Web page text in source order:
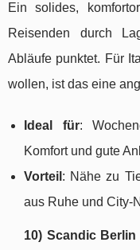
Ein solides,
Reisenden durch
Abläufe punktet. Für
wollen, ist das eine
Ideal für:
Komfort und gute
Vorteil : Nähe zu
aus Ruhe und City-
10) Scandic